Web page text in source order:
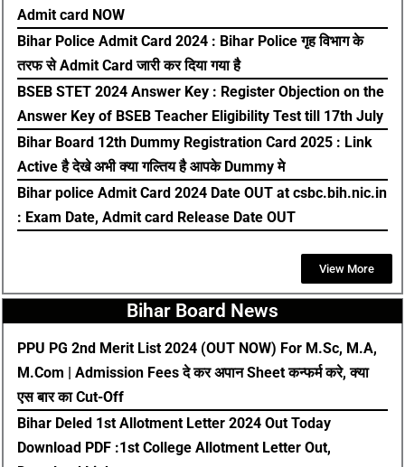
Admit card NOW
Bihar Police Admit Card 2024 : Bihar Police गृह विभाग के
तरफ से Admit Card जारी कर दिया गया है
BSEB STET 2024 Answer Key : Register Objection on the
Answer Key of BSEB Teacher Eligibility Test till 17th July
Bihar Board 12th Dummy Registration Card 2025 : Link
Active है देखे अभी क्या गल्तिय है आपके Dummy मे
Bihar police Admit Card 2024 Date OUT at csbc.bih.nic.in
: Exam Date, Admit card Release Date OUT
View More
Bihar Board News
PPU PG 2nd Merit List 2024 (OUT NOW) For M.Sc, M.A,
M.Com | Admission Fees दे कर अपान Sheet कन्फर्म करे, क्या
एस बार का Cut-Off
Bihar Deled 1st Allotment Letter 2024 Out Today
Download PDF :1st College Allotment Letter Out,